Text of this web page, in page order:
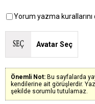
Yorum yazma
Avatar Seç
Önemli Not: Bu sayfalarda
kendilerine ait görüşlerdir.
şekilde sorumlu tutulamaz.